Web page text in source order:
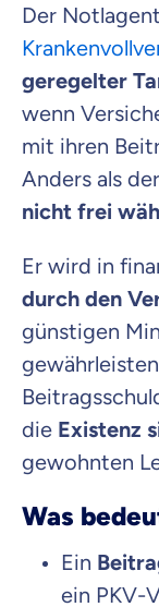
Der
geregelter
wenn
mit ihren
Anders als der
nicht frei
Er wird in
durch den
günstigen
die Existenz
gewohnten
Was
Ein
ein PKV-